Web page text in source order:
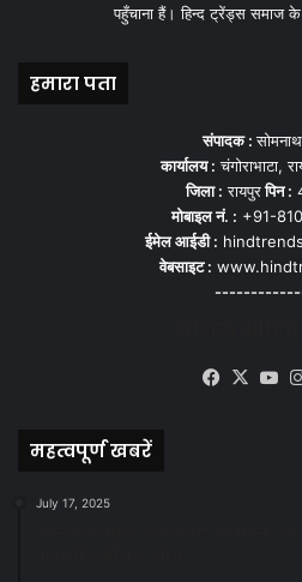
पहुँचाना हैं। हिन्द ट्रेंड्स समाज के
हमारा पता
संपादक :
कार्यालय : चंगोराभाटा,
जिला : रायपुरपिन :
मोबाइल नं. : +91-
ईमेल आईडी :
वेबसाइट :
X
महत्वपूर्ण खबरें
July 17, 2025